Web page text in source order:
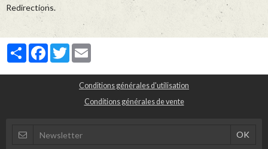
Redirections.
PartagerFacebook
Twitter
Conditions générales d'utilisation
Conditions générales de vente